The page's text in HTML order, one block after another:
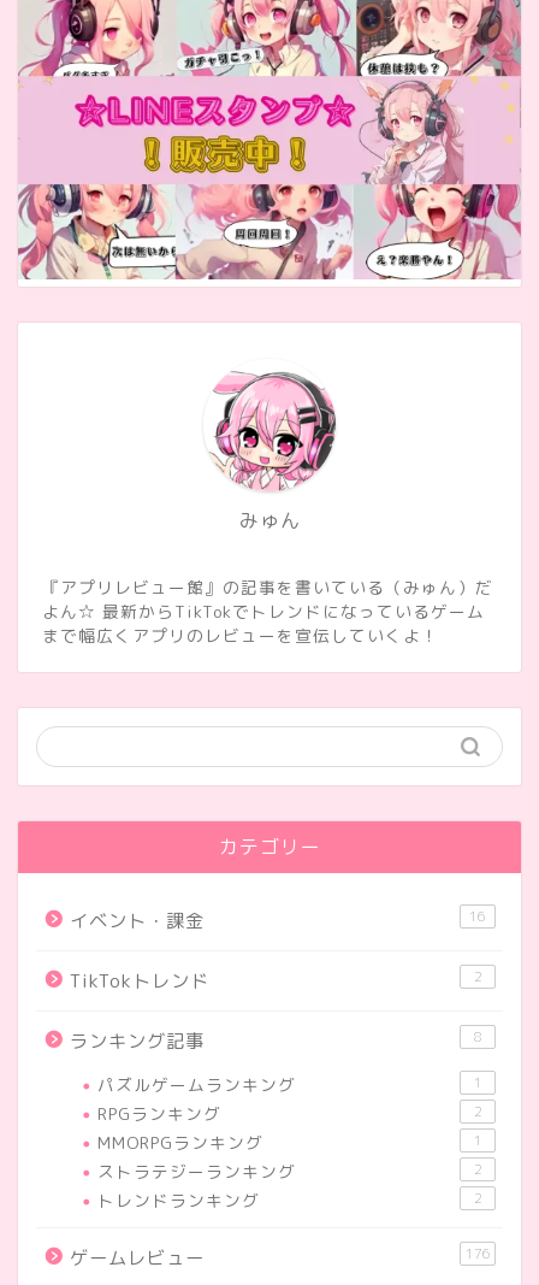
みゅん
『アプリレビュー館』の記事を書いている（みゅん）だ
よん☆ 最新からTikTokでトレンドになっているゲーム
まで幅広くアプリのレビューを宣伝していくよ！
カテゴリー
イベント・課金 16
TikTokトレンド 2
ランキング記事 8
パズルゲームランキング 1
RPGランキング 2
MMORPGランキング 1
ストラテジーランキング 2
トレンドランキング 2
ゲームレビュー 176